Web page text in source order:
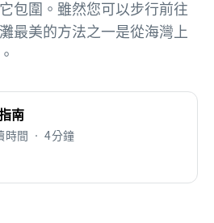
包圍。雖然您可以步行前往
最美的方法之一是從海灣上
南
時間 • 4分鐘